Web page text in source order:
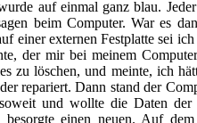
auf einmal ganz blau.
beim Computer. War es
einer externen Festplatte sei
der mir bei meinem
zu löschen, und meinte, ich
repariert. Dann stand der
und wollte die Daten der
besorgte einen neuen. Auf